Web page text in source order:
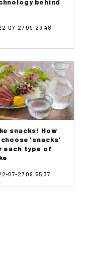
behind
07-27 09:29:48
snacks! How
'snacks'
each type of
07-27 09:55:37